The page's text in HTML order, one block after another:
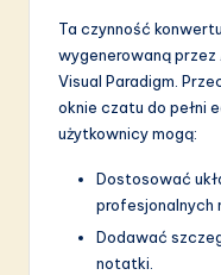
Ta czynność
wygenerowaną
Visual Paradigm.
oknie czatu do pełni
użytkownicy mogą:
Dostosować
profesjonalnych
Dodawać
notatki.